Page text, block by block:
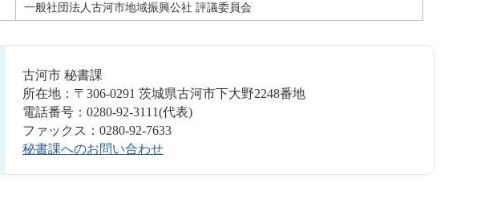
一般社団法人古河市地域振興公社 評議委員会
古河市 秘書課
所在地：〒306-0291 茨城県古河市下大野2248番地
電話番号：0280-92-3111(代表)
ファックス：0280-92-7633
秘書課へのお問い合わせ